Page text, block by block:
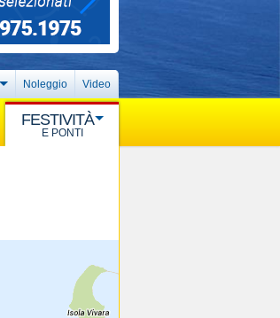
Noleggio Video
FESTIVITÀ
E PONTI